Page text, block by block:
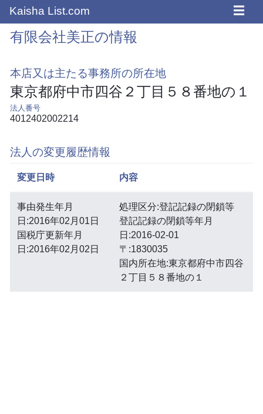
Kaisha List.com ☰
有限会社美正の情報
本店又は主たる事務所の所在地
東京都府中市四谷２丁目５８番地の１
法人番号
4012402002214
法人の変更履歴情報
変更日時 内容
事由発生年月
日:2016年02月01日
国税庁更新年月
日:2016年02月02日
処理区分:登記記録の閉鎖等
登記記録の閉鎖等年月
日:2016-02-01
〒:1830035
国内所在地:東京都府中市四谷
２丁目５８番地の１